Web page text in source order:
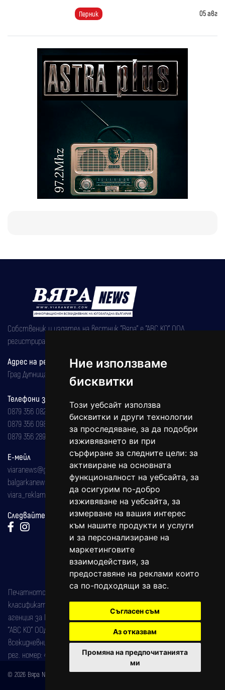
Ние използваме
бисквитки
Този уебсайт използва
бисквитки и други технологии
за проследяване, за да подобри
изживяването ви при
сърфиране за следните цели: за
активиране на основната
функционалност на уебсайта, за
да осигурим по-добро
изживяване на уебсайта, за
измерване на вашия интерес
към нашите продукти и услуги
и за персонализиране на
маркетинговите
взаимодействия, за
предоставяне на реклами които
са по-подходящи за вас.
Съгласен съм
Аз отказвам
Промяна на предпочитанията
ми
Перник 05 авг
Собственик и издател на вестник "Вяра" е "АВС КО" ООД,
регистрирана на 08.05.2002 година.
Адрес на редакцията
Град Дупница, ул.''Христо Ботев" 43
Телефони за реклама и абонаменти
0879 356 082
0879 356 098
0879 356 289
Е-мейл
viaranews@gmail.com
balgarkanews@gmail.com
viara_reklama@mail.bg
Следвайте ни:
Печатното издание на вестника е регистрирано в националния
класификатор на печатните издания (Българска национална
агенция за ISSN) под номер: ISSN 1312-4722.
"АВС КО" ООД е притежател на марката: Вяра информационен
всекидневник на югозападна България, със свидетелство за марка
рег. номер: 47857/11.05.2004 година.
© 2026 Вяра News Всички права запазени!